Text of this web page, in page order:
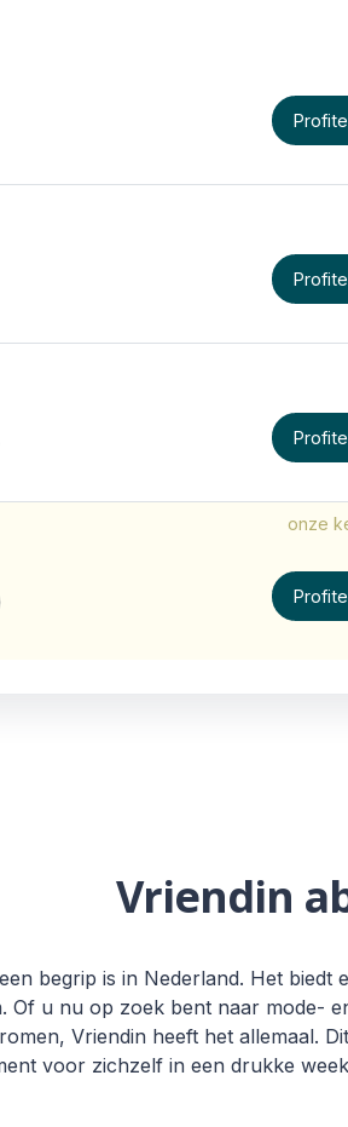
onze
Vriendin
begrip is in Nederland. Het
Of u nu op zoek bent naar mode-
Vriendin heeft het allemaal.
voor zichzelf in een drukke